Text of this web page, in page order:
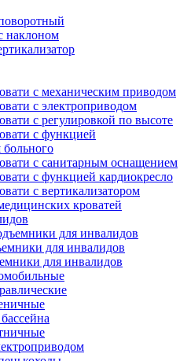
наклоном
с механическим приводом
с электроприводом
с регулировкой по высоте
с функцией
больного
с санитарным оснащением
с функцией кардиокресло
с вертикализатором
кроватей
для инвалидов
для инвалидов
для инвалидов